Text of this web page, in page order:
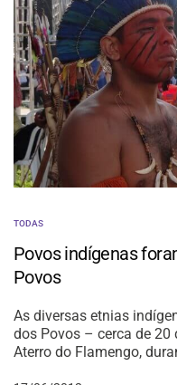
TODAS
Povos indígenas
Povos
As diversas etnias
dos Povos – cerca de
Aterro do Flamengo,